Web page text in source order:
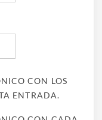
CON LOS
ENTRADA.